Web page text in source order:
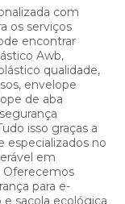
com
os serviços
encontrar
Awb,
qualidade,
envelope
de aba
isso graças a
especializados no
em
Oferecemos
para e-
sacola ecológica